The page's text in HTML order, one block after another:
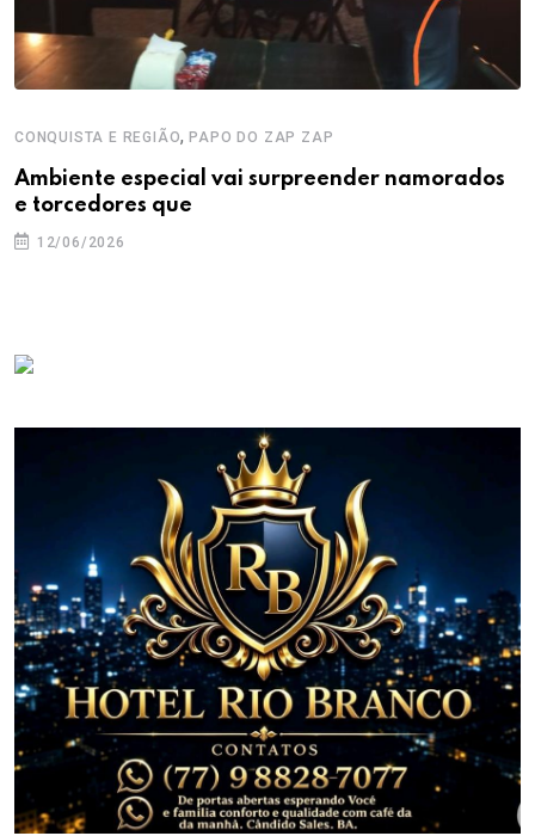
CONQUISTA E REGIÃO,PAPO DO ZAP ZAP
Ambiente especial vai surpreender namorados
e torcedores que
12/06/2026